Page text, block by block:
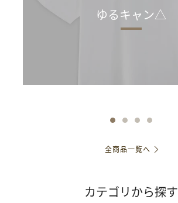
ゆるキャン△
全商品一覧へ
カテゴリから探す